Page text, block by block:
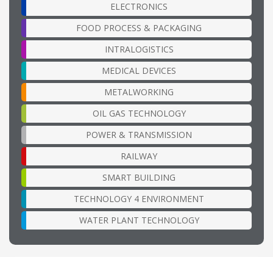
ELECTRONICS
FOOD PROCESS & PACKAGING
INTRALOGISTICS
MEDICAL DEVICES
METALWORKING
OIL GAS TECHNOLOGY
POWER & TRANSMISSION
RAILWAY
SMART BUILDING
TECHNOLOGY 4 ENVIRONMENT
WATER PLANT TECHNOLOGY